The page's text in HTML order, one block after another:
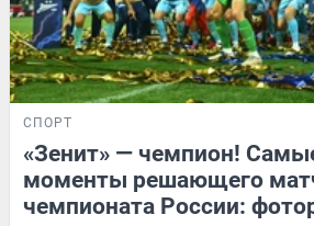
СПОРТ
«Зенит» — чемпион!
моменты решающего
чемпионата России: